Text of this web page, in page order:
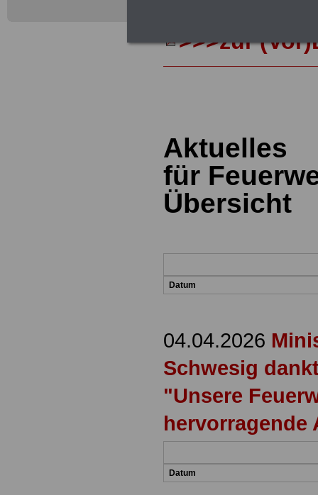
>>>zur
Aktuelles
für
Übersicht
Datum
04.04.2026
Schwesig
"Unsere
hervorragende
Datum